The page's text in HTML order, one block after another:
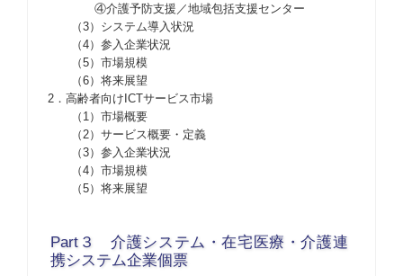
④介護予防支援／地域包括支援センター
（3）システム導入状況
（4）参入企業状況
（5）市場規模
（6）将来展望
2．高齢者向けICTサービス市場
（1）市場概要
（2）サービス概要・定義
（3）参入企業状況
（4）市場規模
（5）将来展望
Part３ 介護システム・在宅医療・介護連
携システム企業個票